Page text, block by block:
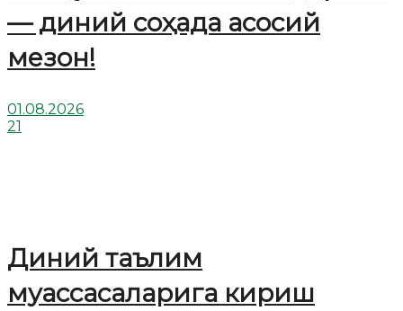
— диний соҳада асосий
мезон!
01.08.2026
21
Диний таълим
муассасаларига кириш